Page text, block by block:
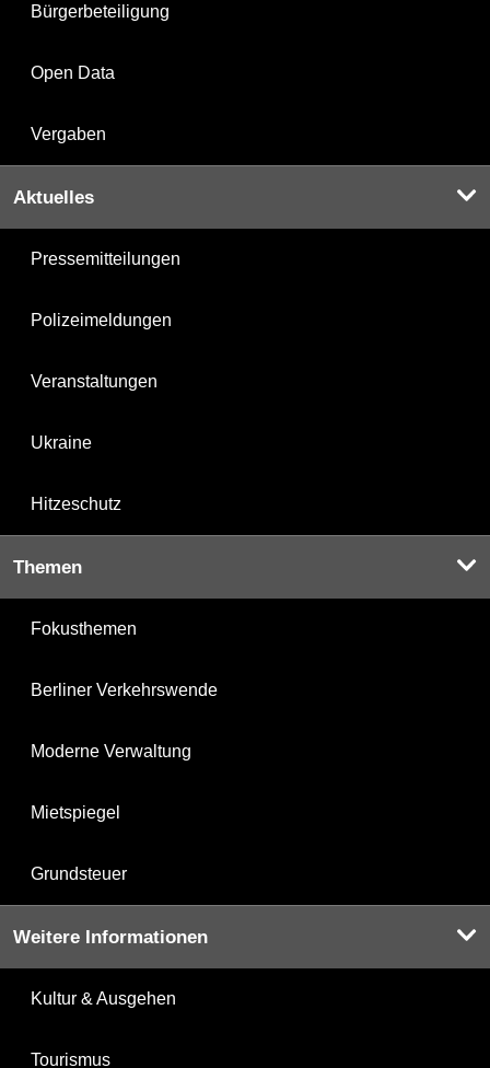
Bürgerbeteiligung
Open Data
Vergaben
Aktuelles
Pressemitteilungen
Polizeimeldungen
Veranstaltungen
Ukraine
Hitzeschutz
Themen
Fokusthemen
Berliner Verkehrswende
Moderne Verwaltung
Mietspiegel
Grundsteuer
Weitere Informationen
Kultur & Ausgehen
Tourismus